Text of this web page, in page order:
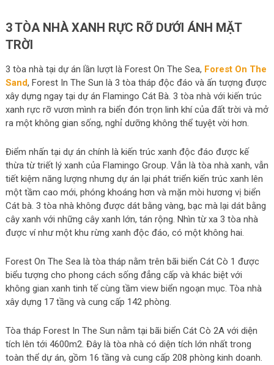
3 TÒA NHÀ XANH RỰC RỠ DƯỚI ÁNH MẶT
TRỜI
3 tòa nhà tại dự án lần lượt là Forest On The Sea, Forest On The
Sand, Forest In The Sun là 3 tòa tháp độc đáo và ấn tượng được
xây dựng ngay tại dự án Flamingo Cát Bà. 3 tòa nhà với kiến trúc
xanh rực rỡ vươn mình ra biển đón trọn linh khí của đất trời và mở
ra một không gian sống, nghỉ dưỡng không thể tuyệt vời hơn.
Điểm nhấn tại dự án chính là kiến trúc xanh độc đáo được kế
thừa từ triết lý xanh của Flamingo Group. Vẫn là tòa nhà xanh, vẫn
tiết kiệm năng lượng nhưng dự án lại phát triển kiến trúc xanh lên
một tầm cao mới, phóng khoáng hơn và mặn mòi hương vị biển
Cát bà. 3 tòa nhà không được dát bằng vàng, bạc mà lại dát bằng
cây xanh với những cây xanh lớn, tán rộng. Nhìn từ xa 3 tòa nhà
được ví như một khu rừng xanh độc đáo, có một không hai.
Forest On The Sea là tòa tháp nằm trên bãi biển Cát Cò 1 được
biểu tượng cho phong cách sống đẳng cấp và khác biệt với
không gian xanh tinh tế cùng tầm view biển ngoạn mục. Tòa nhà
xây dựng 17 tầng và cung cấp 142 phòng.
Tòa tháp Forest In The Sun nằm tại bãi biển Cát Cò 2A với diện
tích lên tới 4600m2. Đây là tòa nhà có diện tích lớn nhất trong
toàn thể dự án, gồm 16 tầng và cung cấp 208 phòng kinh doanh.